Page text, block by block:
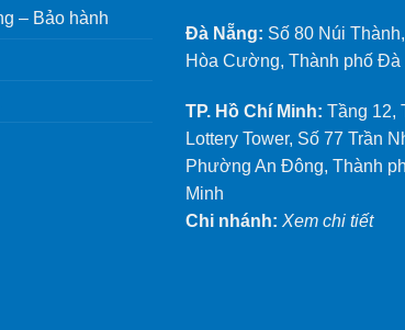
– Bảo hành
Đà Nẵng: Số 80 Núi
Hòa Cường, Thành phố Đà
TP. Hồ Chí Minh: Tầng 12,
Lottery Tower, Số 77 Trần
Phường An Đông, Thành
Minh
Chi nhánh: Xem chi tiết